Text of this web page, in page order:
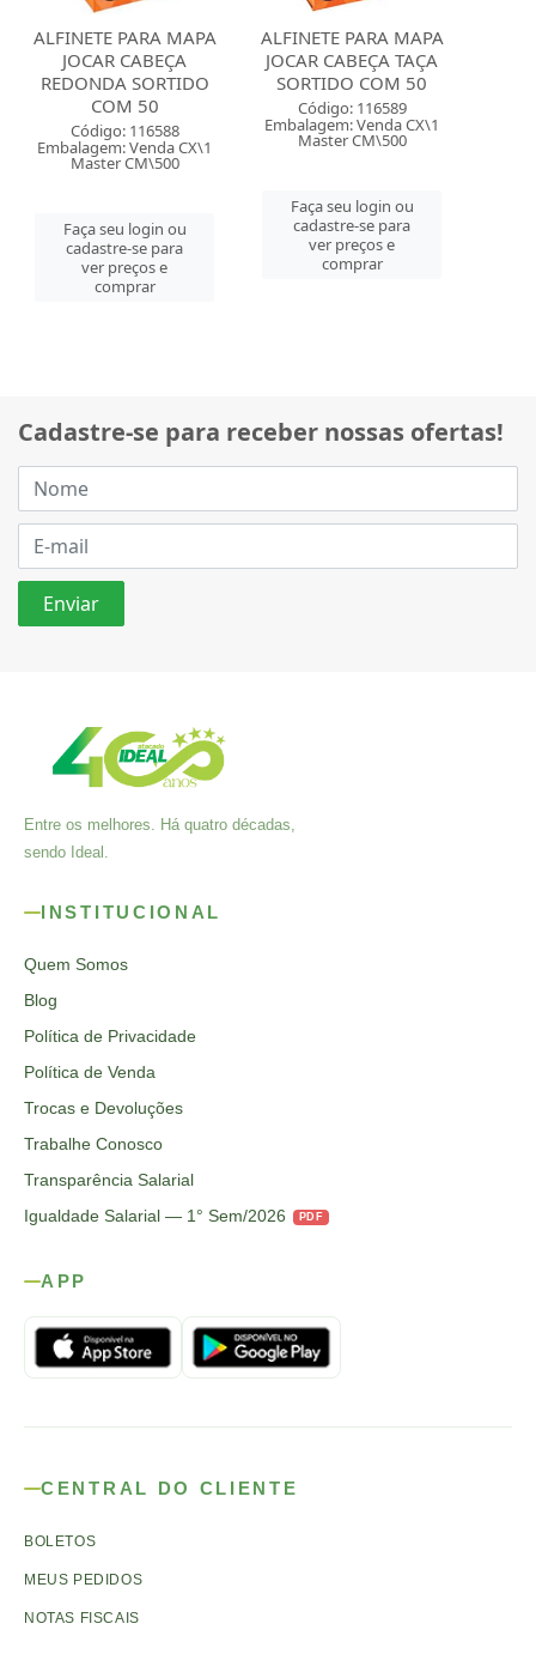
ALFINETE PARA MAPA
JOCAR CABEÇA
REDONDA SORTIDO
COM 50
Código: 116588
Embalagem: Venda CX\1
Master CM\500
Faça seu login ou
cadastre-se para
ver preços e
comprar
ALFINETE PARA MAPA
JOCAR CABEÇA TAÇA
SORTIDO COM 50
Código: 116589
Embalagem: Venda CX\1
Master CM\500
Faça seu login ou
cadastre-se para
ver preços e
comprar
Cadastre-se para receber nossas ofertas!
Entre os melhores. Há quatro décadas,
sendo Ideal.
INSTITUCIONAL
Quem Somos
Blog
Política de Privacidade
Política de Venda
Trocas e Devoluções
Trabalhe Conosco
Transparência Salarial
Igualdade Salarial — 1° Sem/2026
PDF
APP
CENTRAL DO CLIENTE
BOLETOS
MEUS PEDIDOS
NOTAS FISCAIS